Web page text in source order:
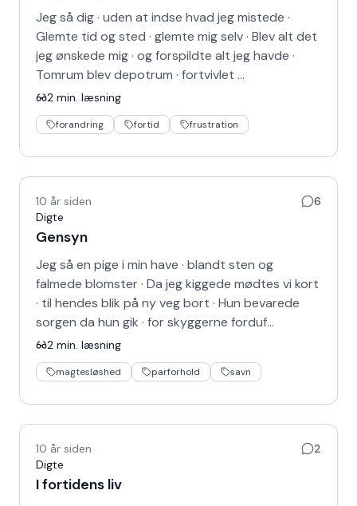
Jeg så dig · uden at indse hvad jeg mistede ·
Glemte tid og sted · glemte mig selv · Blev alt det
jeg ønskede mig · og forspildte alt jeg havde ·
Tomrum blev depotrum · fortvivlet …
2 min. læsning
forandring fortid frustration
10 år siden
6
Digte
Gensyn
Jeg så en pige i min have · blandt sten og
falmede blomster · Da jeg kiggede mødtes vi kort
· til hendes blik på ny veg bort · Hun bevarede
sorgen da hun gik · for skyggerne forduf…
2 min. læsning
magtesløshed parforhold savn
10 år siden
2
Digte
I fortidens liv